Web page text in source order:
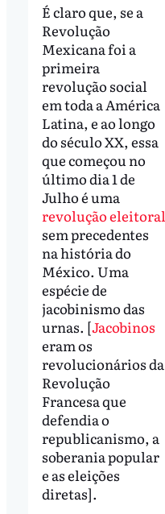
É claro que, se a
Revolução
Mexicana foi a
primeira
revolução social
em toda a América
Latina, e ao longo
do século XX, essa
que começou no
último dia 1 de
Julho é uma
revolução eleitoral
sem precedentes
na história do
México. Uma
espécie de
jacobinismo das
urnas. [Jacobinos
eram os
revolucionários da
Revolução
Francesa que
defendia o
republicanismo, a
soberania popular
e as eleições
diretas].